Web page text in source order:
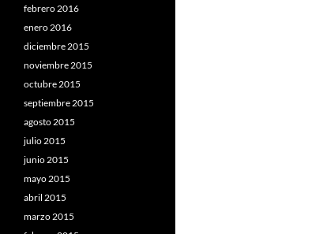
febrero 2016
enero 2016
diciembre 2015
noviembre 2015
octubre 2015
septiembre 2015
agosto 2015
julio 2015
junio 2015
mayo 2015
abril 2015
marzo 2015